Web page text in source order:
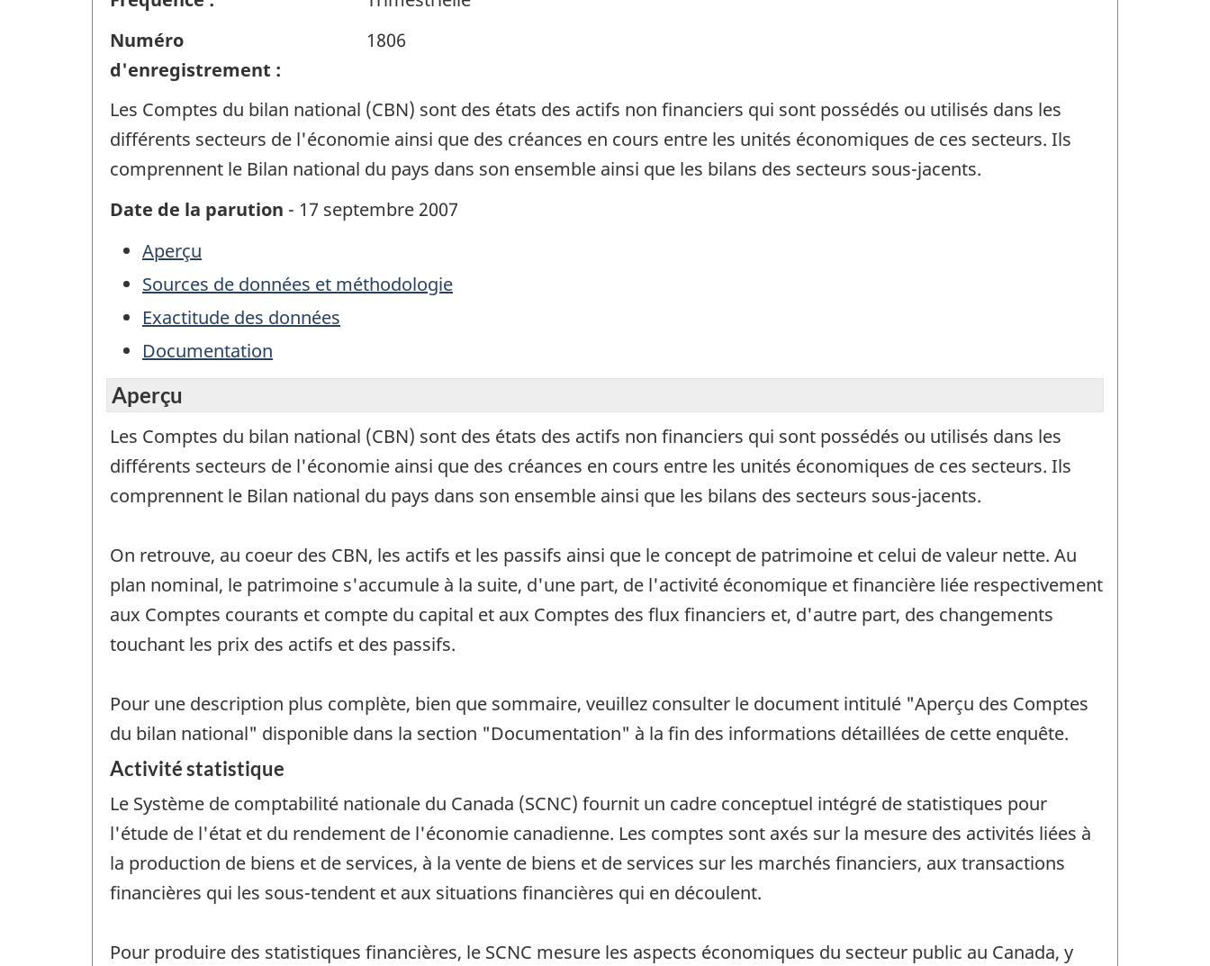
Numéro
d'enregistrement :
1806
Les Comptes du bilan national (CBN) sont des états des actifs non financiers qui sont possédés ou utilisés dans les
différents secteurs de l'économie ainsi que des créances en cours entre les unités économiques de ces secteurs. Ils
comprennent le Bilan national du pays dans son ensemble ainsi que les bilans des secteurs sous-jacents.
Date de la parution - 17 septembre 2007
Aperçu
Sources de données et méthodologie
Exactitude des données
Documentation
Aperçu
Les Comptes du bilan national (CBN) sont des états des actifs non financiers qui sont possédés ou utilisés dans les
différents secteurs de l'économie ainsi que des créances en cours entre les unités économiques de ces secteurs. Ils
comprennent le Bilan national du pays dans son ensemble ainsi que les bilans des secteurs sous-jacents.
On retrouve, au coeur des CBN, les actifs et les passifs ainsi que le concept de patrimoine et celui de valeur nette. Au
plan nominal, le patrimoine s'accumule à la suite, d'une part, de l'activité économique et financière liée respectivement
aux Comptes courants et compte du capital et aux Comptes des flux financiers et, d'autre part, des changements
touchant les prix des actifs et des passifs.
Pour une description plus complète, bien que sommaire, veuillez consulter le document intitulé "Aperçu des Comptes
du bilan national" disponible dans la section "Documentation" à la fin des informations détaillées de cette enquête.
Activité statistique
Le Système de comptabilité nationale du Canada (SCNC) fournit un cadre conceptuel intégré de statistiques pour
l'étude de l'état et du rendement de l'économie canadienne. Les comptes sont axés sur la mesure des activités liées à
la production de biens et de services, à la vente de biens et de services sur les marchés financiers, aux transactions
financières qui les sous-tendent et aux situations financières qui en découlent.
Pour produire des statistiques financières, le SCNC mesure les aspects économiques du secteur public au Canada, y